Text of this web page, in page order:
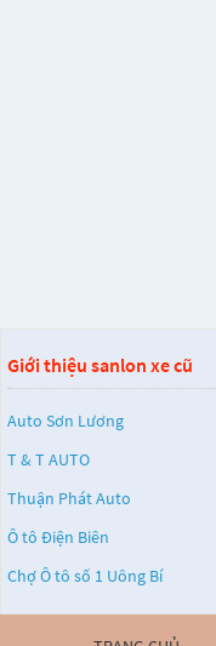
Giới thiệu sanlon xe cũ
Auto Sơn Lương
T & T AUTO
Thuận Phát Auto
Ô tô Điện Biên
Chợ Ô tô số 1 Uông Bí